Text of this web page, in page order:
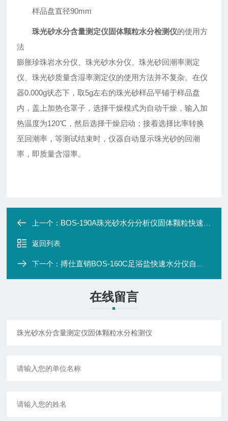
样品盘直径90mm
珠光砂水分含量测定仪固体颗粒水分检测仪的使用方
法
膨胀珍珠岩水分仪、珠光砂水分仪、珠光砂回潮率测定
仪、珠光砂质量含湿率测定仪的使用方法并不复杂。在仪
器0.000g状态下，取5g左右的珠光砂样品平铺于样品盘
内，盖上加热仓罩子，选择干燥模式为自动干燥，输入加
热温度为120℃，然后选择干燥启动；接着选择比率转换
至回潮率，等测试结束时，仪器自动显示珠光砂的回潮
率，即质量含湿率。
上一个： BOS-190A珠光砂水分分析仪固体颗粒快速水分检测仪
返回列表
下一个：搏仕直销BOS-160C足浴盐快速水分仪自动微量水分测试仪
在线留言